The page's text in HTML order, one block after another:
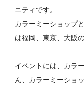
ニティです。
カラーミーショップ
は福岡、東京、大阪
イベントには、カラ
ん、カラーミーショ